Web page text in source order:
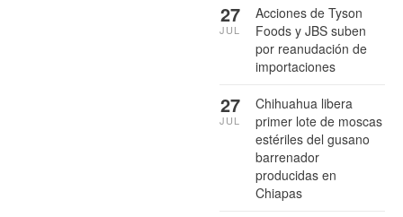
Acciones de Tyson
Foods y JBS suben
por reanudación de
importaciones
27
JUL
Chihuahua libera
primer lote de moscas
estériles del gusano
barrenador
producidas en
Chiapas
27
JUL